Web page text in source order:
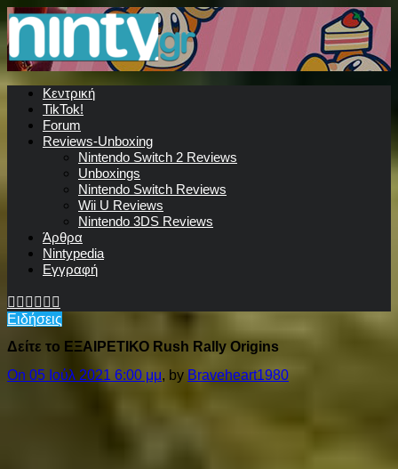
Κεντρική
TikTok!
Forum
Reviews-Unboxing
Nintendo Switch 2 Reviews
Unboxings
Nintendo Switch Reviews
Wii U Reviews
Nintendo 3DS Reviews
Άρθρα
Nintypedia
Εγγραφή
Ειδήσεις
Δείτε το ΕΞΑΙΡΕΤΙΚΟ Rush Rally Origins
On 05 Ιούλ 2021 6:00 μμ, by Braveheart1980